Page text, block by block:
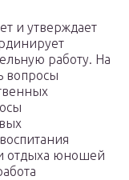
и утверждает
работу. На
вопросы
отдыха юношей